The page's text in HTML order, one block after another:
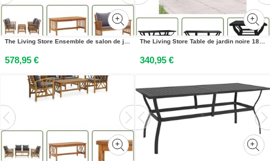
The Living Store Ensemble de salon de jardin 4 pièces avec coussins en bois massif dacacia
578,95 €
The Living Store Table de jardin noire 180x80x70 cm Acier et verre
340,95 €